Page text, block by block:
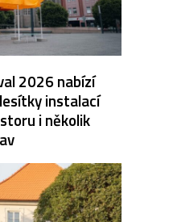
2026 nabízí
instalací
i několik